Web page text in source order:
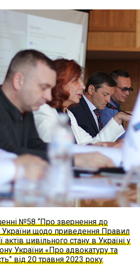
№58 “Про звернення до
України щодо приведення Правил
цивільного стану в Україні у
України «Про адвокатуру та
від 20 травня 2023 року.